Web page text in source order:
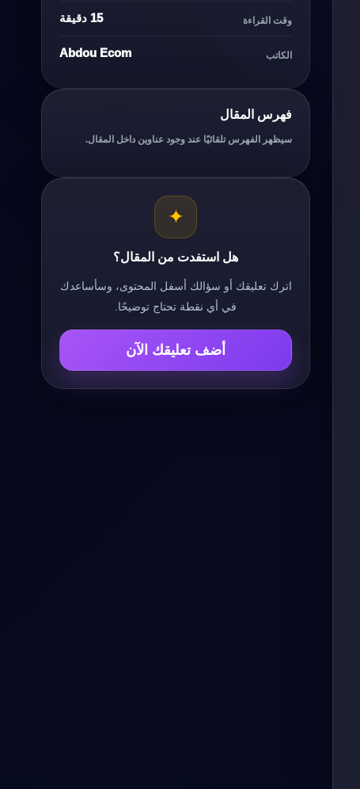
وقت القراءة 15 دقيقة
الكاتب Abdou Ecom
فهرس المقال
سيظهر الفهرس تلقائيًا عند وجود عناوين داخل المقال.
✦
هل استفدت من المقال؟
اترك تعليقك أو سؤالك أسفل المحتوى، وسأساعدك
في أي نقطة تحتاج توضيحًا.
أضف تعليقك الآن